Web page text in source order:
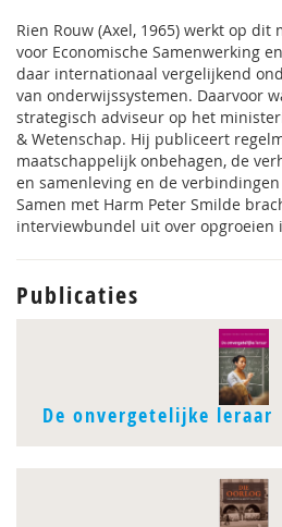
Rien Rouw (Axel, 1965) werkt op
voor Economische Samenwerking
daar internationaal vergelijkend
van onderwijssystemen. Daarvoor
strategisch adviseur op het
& Wetenschap. Hij publiceert
maatschappelijk onbehagen, de
en samenleving en de
Samen met Harm Peter Smilde
interviewbundel uit over opgroeien
Publicaties
De onvergetelijke leraar